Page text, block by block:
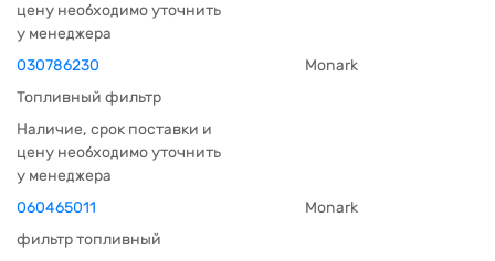
цену необходимо уточнить
у менеджера
030786230
Monark
Топливный фильтр
Наличие, срок поставки и
цену необходимо уточнить
у менеджера
060465011
Monark
фильтр топливный